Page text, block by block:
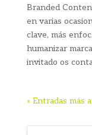
Branded
en varias
clave, más
humanizar
invitado os
« Entradas más